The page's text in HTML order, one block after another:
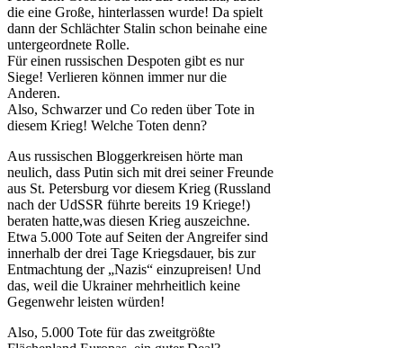
die eine Große, hinterlassen wurde! Da spielt
dann der Schlächter Stalin schon beinahe eine
untergeordnete Rolle.
Für einen russischen Despoten gibt es nur
Siege! Verlieren können immer nur die
Anderen.
Also, Schwarzer und Co reden über Tote in
diesem Krieg! Welche Toten denn?
Aus russischen Bloggerkreisen hörte man
neulich, dass Putin sich mit drei seiner Freunde
aus St. Petersburg vor diesem Krieg (Russland
nach der UdSSR führte bereits 19 Kriege!)
beraten hatte,was diesen Krieg auszeichne.
Etwa 5.000 Tote auf Seiten der Angreifer sind
innerhalb der drei Tage Kriegsdauer, bis zur
Entmachtung der „Nazis“ einzupreisen! Und
das, weil die Ukrainer mehrheitlich keine
Gegenwehr leisten würden!
Also, 5.000 Tote für das zweitgrößte